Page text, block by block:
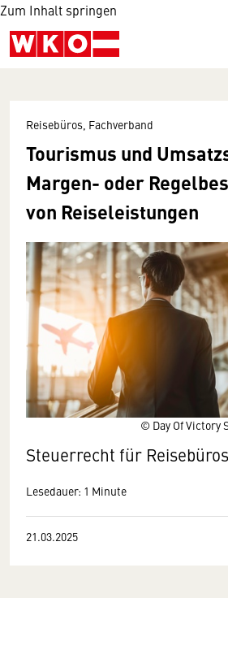
Zum Inhalt springen
© Day Of Victory
Reisebüros, Fachverband
Tourismus und
Margen- oder
von Reiseleistungen
Steuerrecht für Reisebüros
Lesedauer: 1 Minute
21.03.2025